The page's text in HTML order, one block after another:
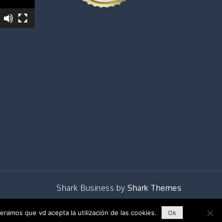
Shark Business by Shark Themes
que vd acepta la utilización de las cookies. Ok